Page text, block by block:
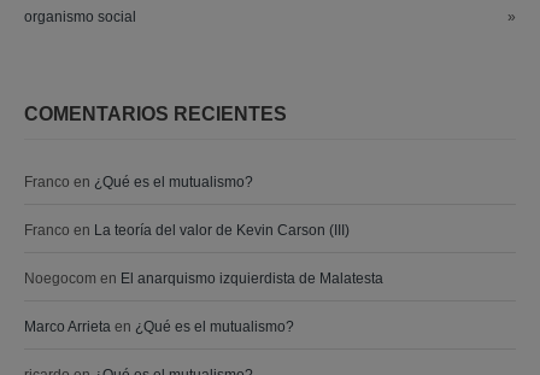
organismo social
»
COMENTARIOS RECIENTES
Franco en ¿Qué es el mutualismo?
Franco en La teoría del valor de Kevin Carson (III)
Noegocom en El anarquismo izquierdista de Malatesta
Marco Arrieta en ¿Qué es el mutualismo?